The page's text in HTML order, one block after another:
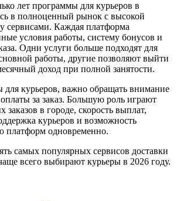
лет программы для курьеров в
в полноценный рынок с высокой
сервисами. Каждая платформа
условия работы, систему бонусов и
Одни услуги больше подходят для
работы, другие позволяют выйти
доход при полной занятости.
курьеров, важно обращать внимание
за заказ. Большую роль играют
заказов в городе, скорость выплат,
курьеров и возможность
платформ одновременно.
самых популярных сервисов доставки
всего выбирают курьеры в 2026 году.